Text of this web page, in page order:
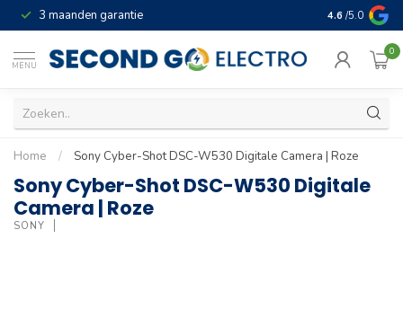
3 maanden garantie Geld terug
4.6 /5.0
MENU
0
Home / Sony Cyber-Shot DSC-W530 Digitale Camera | Roze
Sony Cyber-Shot DSC-W530 Digitale
Camera | Roze
SONY